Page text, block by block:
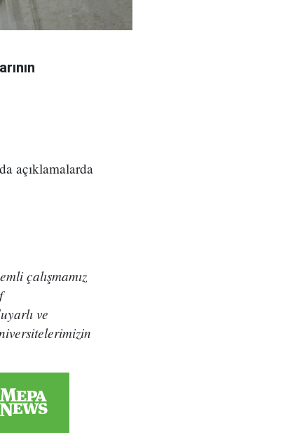
açıklamalarda
çalışmamız
ve